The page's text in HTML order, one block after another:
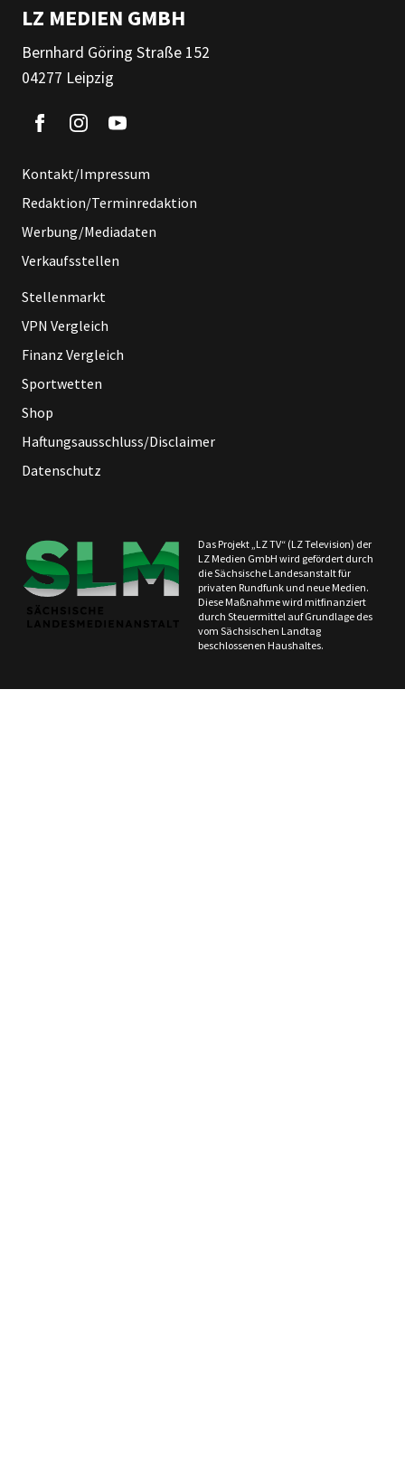
LZ MEDIEN GMBH
Bernhard Göring Straße 152
04277 Leipzig
Kontakt/Impressum
Redaktion/Terminredaktion
Werbung/Mediadaten
Verkaufsstellen
Stellenmarkt
VPN Vergleich
Finanz Vergleich
Sportwetten
Shop
Haftungsausschluss/Disclaimer
Datenschutz
Das Projekt „LZ TV“ (LZ Television) der
LZ Medien GmbH wird gefördert durch
die Sächsische Landesanstalt für
privaten Rundfunk und neue Medien.
Diese Maßnahme wird mitfinanziert
durch Steuermittel auf Grundlage des
vom Sächsischen Landtag
beschlossenen Haushaltes.